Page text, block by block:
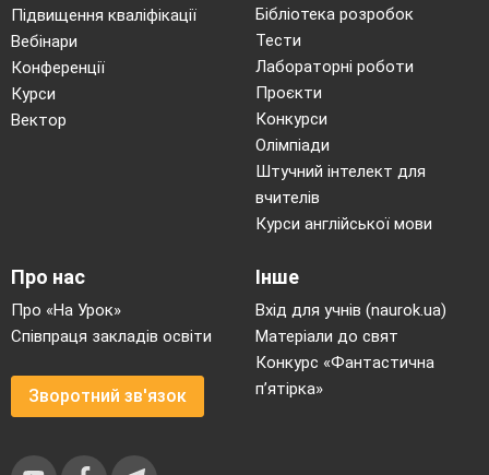
Підвищення кваліфікації
Вебінари
Конференції
Курси
Вектор
Бібліотека розробок
Тести
Лабораторні роботи
Проєкти
Конкурси
Олімпіади
Штучний інтелект для
вчителів
Курси англійської мови
Про нас
Про «На Урок»
Співпраця закладів освіти
Зворотний зв'язок
Інше
Вхід для учнів (naurok.ua)
Матеріали до свят
Конкурс «Фантастична
п’ятірка»